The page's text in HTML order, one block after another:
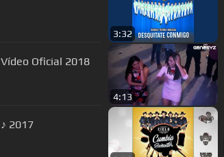
3:32
Oficial 2018
4:13
2017